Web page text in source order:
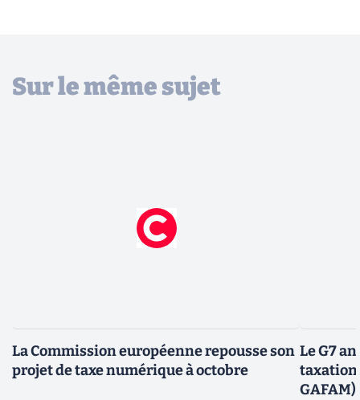
Sur le même sujet
La Commission européenne repousse son
projet de taxe numérique à octobre
Le G7
taxation
GAFAM)